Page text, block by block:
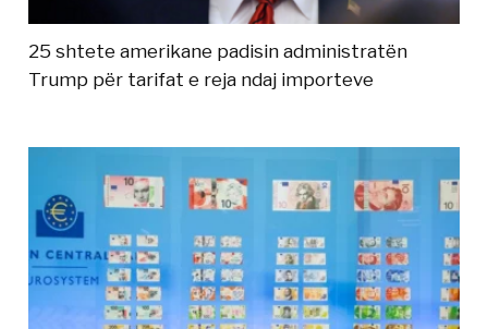
25 shtete amerikane padisin administratën
Trump për tarifat e reja ndaj importeve